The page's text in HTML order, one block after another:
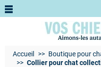
Accueil Boutique pour
Collier pour chat